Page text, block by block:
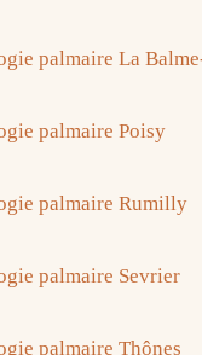
palmaire La
palmaire Poisy
palmaire Rumilly
palmaire Sevrier
palmaire Thônes